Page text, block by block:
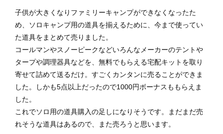
子供が大きくなりファミリーキャンプができなくなったた
め、ソロキャンプ用の道具を揃えるために、今まで使ってい
た道具をまとめて売りました。
コールマンやスノーピークなどいろんなメーカーのテントや
タープや調理器具などを、無料でもらえる宅配キットを取り
寄せて詰めて送るだけ。すごくカンタンに売ることができま
した。しかも5点以上だったので1000円ボーナスももらえま
した。
これでソロ用の道具購入の足しになりそうです。まだまだ売
れそうな道具はあるので、また売ろうと思います。